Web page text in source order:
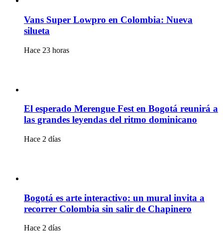
Vans Super Lowpro en Colombia: Nueva
silueta
Hace 23 horas
El esperado Merengue Fest en Bogotá reunirá a
las grandes leyendas del ritmo dominicano
Hace 2 días
Bogotá es arte interactivo: un mural invita a
recorrer Colombia sin salir de Chapinero
Hace 2 días